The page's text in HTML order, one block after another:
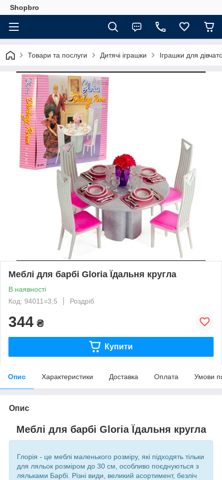
Shopbro
Товари та послуги Дитячі іграшки Іграшки для
Меблі для барбі Gloria Їдальня кругла
В наявності
Код: 94011=3,5
Роздріб
344 ₴
Купити
Опис Характеристики Доставка Оплата Умови
Опис
Меблі для барбі Gloria Їдальня кругла
Глорія - це меблі маленького розміру, які підходять тільки
для ляльок розміром до 30 см, особливо поєднуються з
ляльками Барбі. Різні види, великий асортимент, безліч